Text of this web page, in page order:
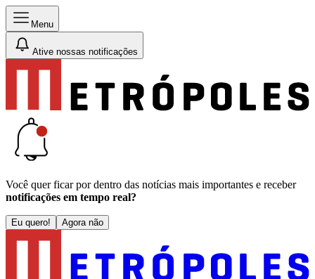
Menu
Ative nossas notificações
Você quer ficar por dentro das notícias mais importantes e receber
notificações em tempo real?
Eu quero! Agora não